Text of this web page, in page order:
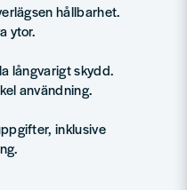
hållbarhet.
ytor.
långvarigt skydd.
användning.
inklusive